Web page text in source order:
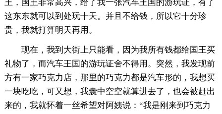
王，国王非常高兴，给了我一张汽车王国的游玩证，有了
这东东就可以到处玩十天。并且不给钱，所以它十分珍
贵，我就打算明天再用。
现在，我到大街上只能看，因为我所有钱都给国王买
礼物了，而汽车王国的游玩证舍不得用。突然，我发现前
方有一家巧克力店，那里的巧克力都是汽车形的，我想买
一块吃吃，可又想，我囊中空空就算进去了，也会被赶出
来的，我就怀着一丝希望对阿姨说：“我是刚来到巧克力